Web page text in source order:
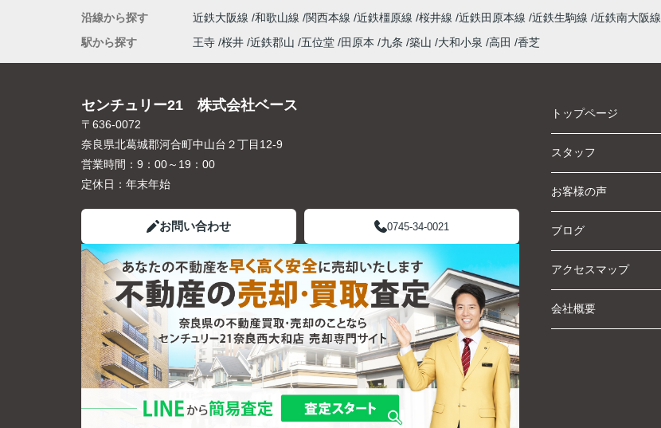
沿線から探す
近鉄大阪線 和歌山線 関西本線 近鉄橿原線 桜井線 近鉄田原本線 近鉄生駒線 近鉄南大阪線
駅から探す
王寺 桜井 近鉄郡山 五位堂 田原本 九条 築山 大和小泉 高田 香芝
センチュリー21 株式会社ベース
〒636-0072
奈良県北葛城郡河合町中山台２丁目12-9
営業時間： 9：00～19：00
定休日： 年末年始
お問い合わせ 0745-34-0021
トップページ
スタッフ
お客様の声
ブログ
アクセスマップ
会社概要